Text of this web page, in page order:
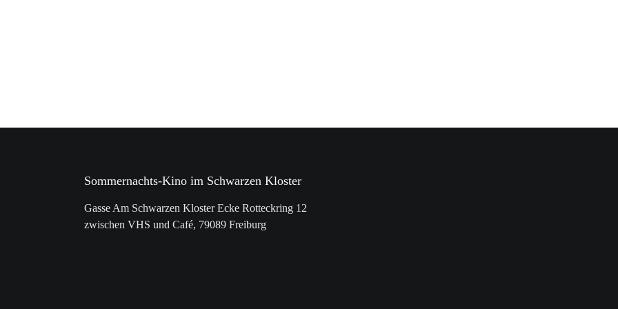
Sommernachts-Kino im Schwarzen Kloster
Gasse Am Schwarzen Kloster Ecke Rotteckring 12
zwischen VHS und Café, 79089 Freiburg